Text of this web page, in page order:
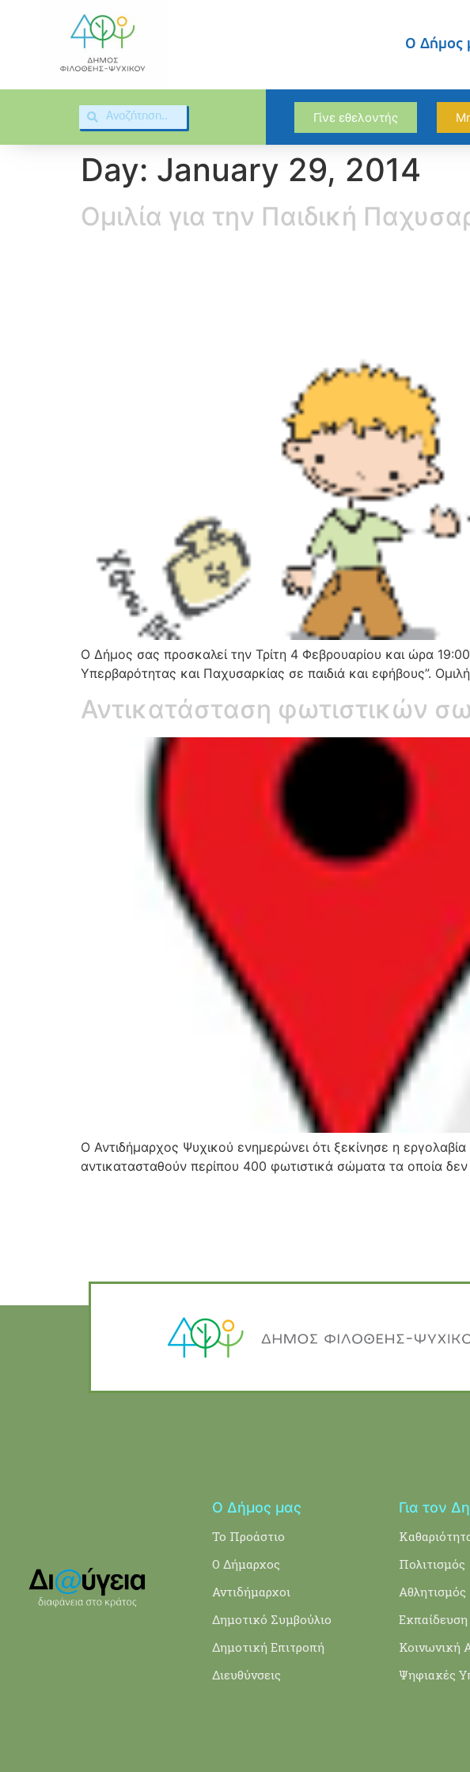
Ο Δήμος
Γίνε εθελοντής
Day: January 29, 2014
Ομιλία για την Παιδική
Ο Δήμος σας προσκαλεί την Τρίτη 4 Φεβρουαρίου και ώρα
Υπερβαρότητας και Παχυσαρκίας σε παιδιά και εφήβους”.
Αντικατάσταση φωτιστικών
Ο Αντιδήμαρχος Ψυχικού ενημερώνει ότι ξεκίνησε η
αντικατασταθούν περίπου 400 φωτιστικά σώματα τα οποία
Ο Δήμος μας
Το Προάστιο
Ο Δήμαρχος
Αντιδήμαρχοι
Δημοτικό Συμβούλιο
Δημοτική Επιτροπή
Διευθύνσεις
Για τον
Πολιτισμός
Αθλητισμός
Εκπαίδευση
Κοινωνική
Ψηφιακές